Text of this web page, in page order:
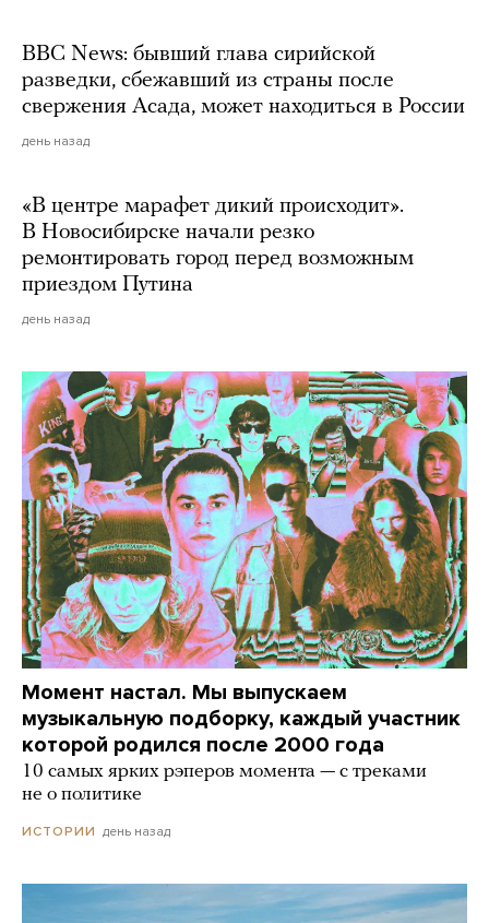
BBC News: бывший глава сирийской
разведки, сбежавший из страны после
свержения Асада, может находиться в России
день назад
«В центре марафет дикий происходит».
В Новосибирске начали резко
ремонтировать город перед возможным
приездом Путина
день назад
Момент настал. Мы выпускаем
музыкальную подборку, каждый участник
которой родился после 2000 года
10 самых ярких рэперов момента — с треками
не о политике
ИСТОРИИ день назад